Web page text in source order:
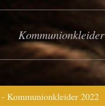
Kommunionkleider
Kommunionkleider 2022